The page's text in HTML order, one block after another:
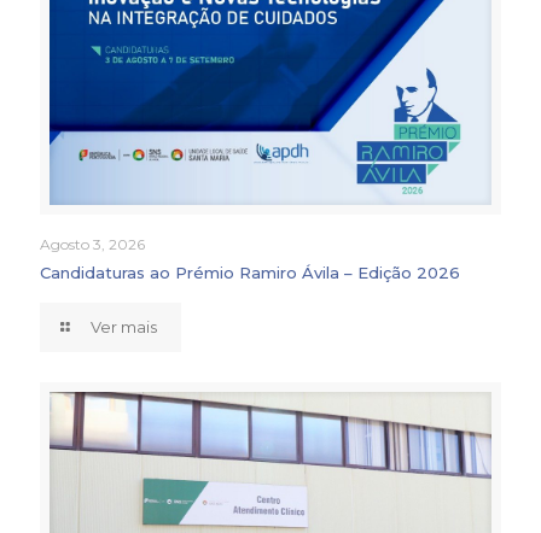
Agosto 3, 2026
Candidaturas ao Prémio Ramiro Ávila – Edição 2026
Ver mais